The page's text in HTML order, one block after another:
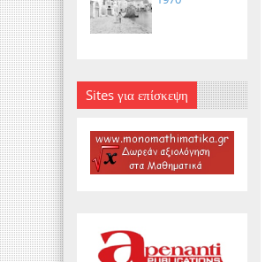
Sites για επίσκεψη